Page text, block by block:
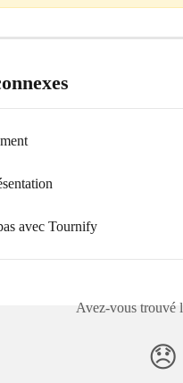
avec Tournify
Avez-vous trouvé
😞